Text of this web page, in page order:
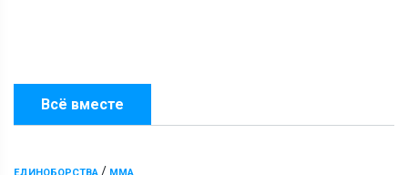
Всё вместе
ЕДИНОБОРСТВА / ММА